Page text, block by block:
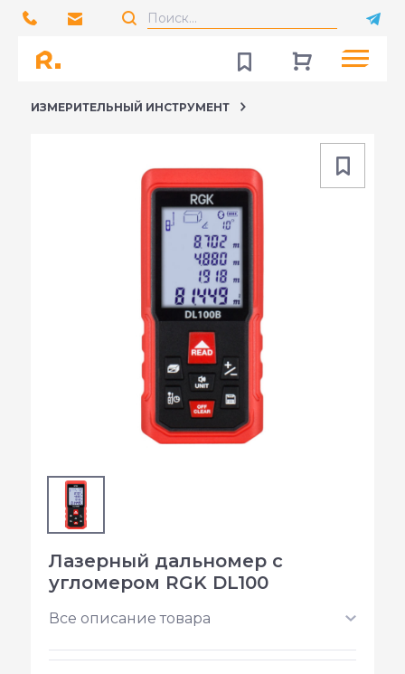
ИЗМЕРИТЕЛЬНЫЙ ИНСТРУМЕНТ
Лазерный дальномер с
угломером RGK DL100
Все описание товара